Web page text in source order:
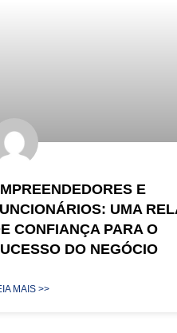
E
UMA
CONFIANÇA PARA O
DO NEGÓCIO
MAIS >>